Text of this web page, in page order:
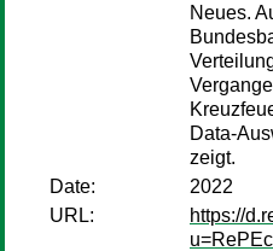
Neues.
Data-
zeigt.
Date:
2022
URL:
https://